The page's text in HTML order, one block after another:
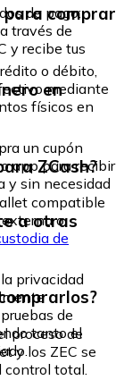
de pago:
través de
y recibe tus
para comprar
o débito,
mediante
físicos en
en
un cupón
app para recibir
y sin necesidad
ZCash?
compatible
o
de
a otras
privacidad
de
tanto el
proceso de
y los ZEC se
control total.